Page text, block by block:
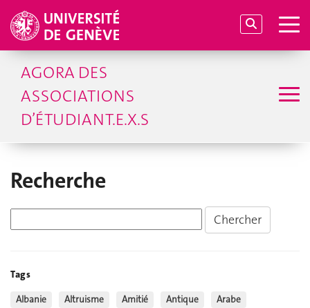
AGORA DES
ASSOCIATIONS
D’ÉTUDIANT.E.X.S
Recherche
Tags
Albanie Altruisme Amitié Antique
Arabe